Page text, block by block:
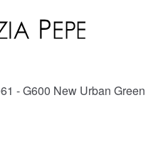
- G600 New Urban Green